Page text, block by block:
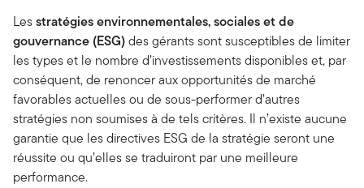
Lesstratégies environnementales, sociales et de
gouvernance (ESG)des gérants sont susceptibles de limiter
les types et le nombre d’investissements disponibles et, par
conséquent, de renoncer aux opportunités de marché
favorables actuelles ou de sous-performer d’autres
stratégies non soumises à de tels critères. Il n’existe aucune
garantie que les directives ESG de la stratégie seront une
réussite ou qu’elles se traduiront par une meilleure
performance.